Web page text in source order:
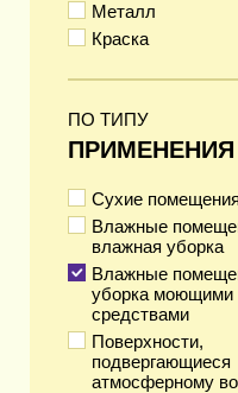
Металл
Краска
ПО ТИПУ
ПРИМЕНЕНИЯ
Сухие помещения
Влажные
влажная уборка
Влажные
уборка моющими
средствами
Поверхности,
подвергающиеся
атмосферному